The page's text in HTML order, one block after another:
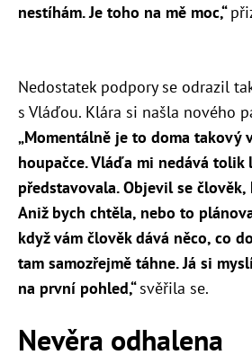
nestíhám. Je toho na mě moc,“
Nedostatek podpory se odrazil
s Vláďou. Klára si našla nového
„Momentálně je to doma takový
houpačce. Vláďa mi nedává tolik
představovala. Objevil se
Aniž bych chtěla, nebo to
když vám člověk dává něco, co
tam samozřejmě táhne. Já si
na první pohled,“svěřila se.
Nevěra odhalena